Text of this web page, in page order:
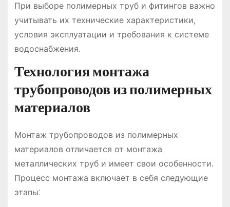
При выборе полимерных труб и фитингов важно
учитывать их технические характеристики,
условия эксплуатации и требования к системе
водоснабжения.
Технология монтажа
трубопроводов из полимерных
материалов
Монтаж трубопроводов из полимерных
материалов отличается от монтажа
металлических труб и имеет свои особенности.
Процесс монтажа включает в себя следующие
этапы⁚